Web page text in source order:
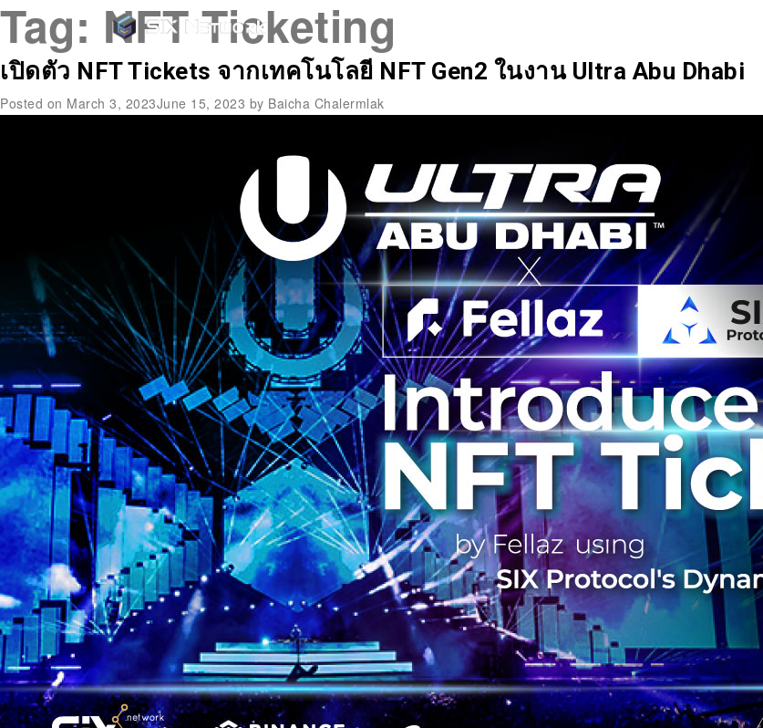
Tag: NFT Ticketing
เปิดตัว NFT Tickets จากเทคโนโลยี NFT Gen2 ในงาน Ultra Abu Dhabi
Posted on March 3, 2023June 15, 2023 by Baicha Chalermlak